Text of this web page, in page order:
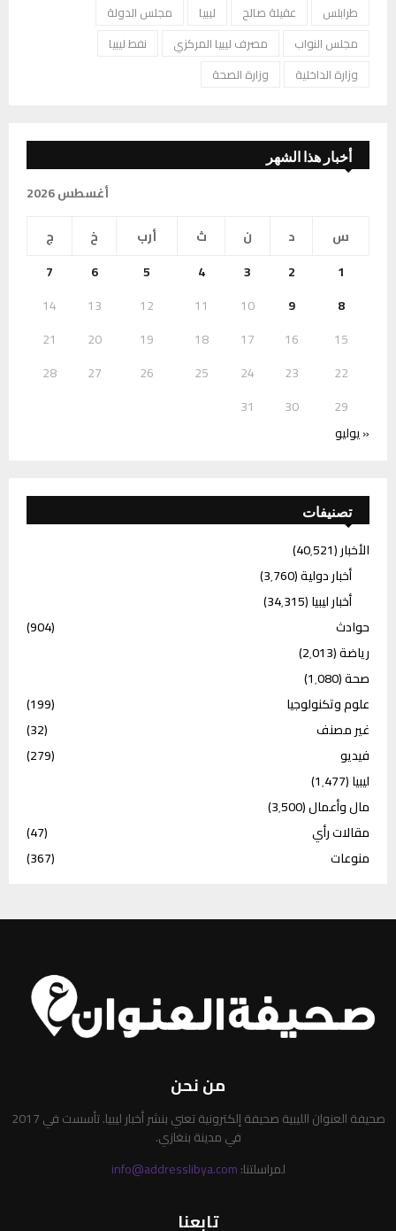
طرابلس
عقيلة صالح ليبيا
مجلس الدولة
مجلس النواب
مصرف ليبيا المركزي
نفط ليبيا
وزارة الداخلية
وزارة الصحة
أخبار هذا الشهر
أغسطس 2026
س
د ن ث أرب خ
ج
1
2
3
4
5
6
7
8
9
10
11
12
13
14
15
16
17
18
19
20
21
22
23
24
25
26
27
28
29
30
31
« يوليو
تصنيفات
الأخبار(40٬521)
أخبار دولية(3٬760)
أخبار ليبيا(34٬315)
حوادث
(904)
رياضة(2٬013)
صحة(1٬080)
علوم وتكنولوجيا
(199)
غير مصنف
(32)
فيديو
(279)
ليبيا(1٬477)
مال وأعمال(3٬500)
مقالات رأي
(47)
منوعات
(367)
من نحن
صحيفة العنوان الليبية صحيفة إلكترونية تعني بنشر أخبار ليبيا. تأسست في 2017
في مدينة بنغازي.
لمراسلتنا:info@addresslibya.com
تابعنا